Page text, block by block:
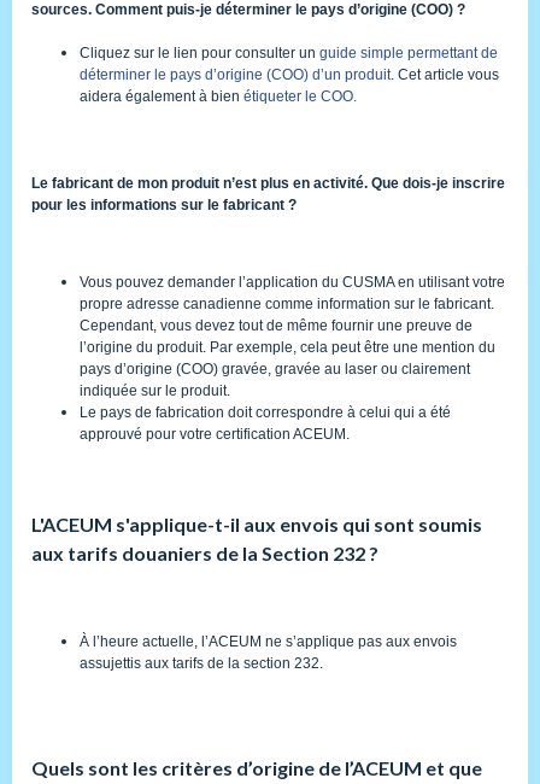
sources. Comment puis-je déterminer le pays d’origine (COO) ?
Cliquez sur le lien pour consulter un guide simple permettant de
déterminer le pays d’origine (COO) d’un produit. Cet article vous
aidera également à bien étiqueter le COO.
Le fabricant de mon produit n’est plus en activité. Que dois-je inscrire
pour les informations sur le fabricant ?
Vous pouvez demander l’application du CUSMA en utilisant votre
propre adresse canadienne comme information sur le fabricant.
Cependant, vous devez tout de même fournir une preuve de
l’origine du produit. Par exemple, cela peut être une mention du
pays d’origine (COO) gravée, gravée au laser ou clairement
indiquée sur le produit.
Le pays de fabrication doit correspondre à celui qui a été
approuvé pour votre certification ACEUM.
L'ACEUM s'applique-t-il aux envois qui sont soumis
aux tarifs douaniers de la Section 232 ?
À l’heure actuelle, l’ACEUM ne s’applique pas aux envois
assujettis aux tarifs de la section 232.
Quels sont les critères d’origine de l’ACEUM et que